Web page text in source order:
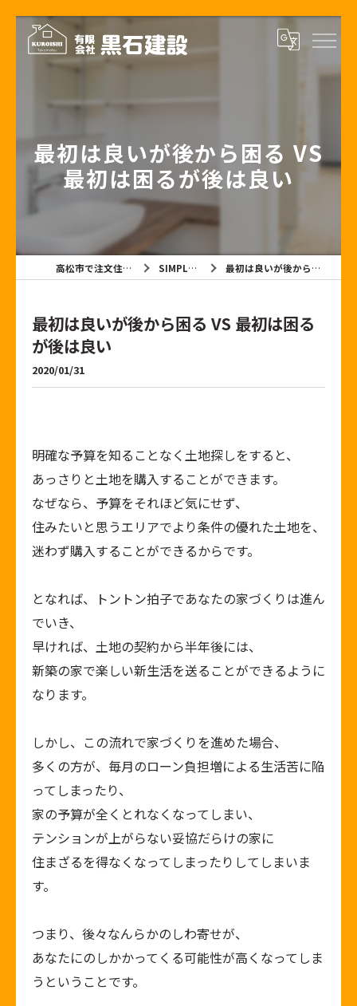
最初は良いが後から困る VS
最初は困るが後は良い
高松市で注文住宅なら有限会社黒石建設 SIMPLE NOTE BLOG 最初は良いが後から困る VS 最初は困るが後は良い
最初は良いが後から困る VS 最初は困る
が後は良い
2020/01/31
明確な予算を知ることなく土地探しをすると、
あっさりと土地を購入することができます。
なぜなら、予算をそれほど気にせず、
住みたいと思うエリアでより条件の優れた土地を、
迷わず購入することができるからです。
となれば、トントン拍子であなたの家づくりは進ん
でいき、
早ければ、土地の契約から半年後には、
新築の家で楽しい新生活を送ることができるように
なります。
しかし、この流れで家づくりを進めた場合、
多くの方が、毎月のローン負担増による生活苦に陥
ってしまったり、
家の予算が全くとれなくなってしまい、
テンションが上がらない妥協だらけの家に
住まざるを得なくなってしまったりしてしまいま
す。
つまり、後々なんらかのしわ寄せが、
あなたにのしかかってくる可能性が高くなってしま
うということです。